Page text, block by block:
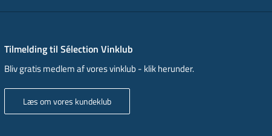
Tilmelding til Sélection Vinklub
Bliv gratis medlem af vores vinklub - klik herunder.
Læs om vores kundeklub